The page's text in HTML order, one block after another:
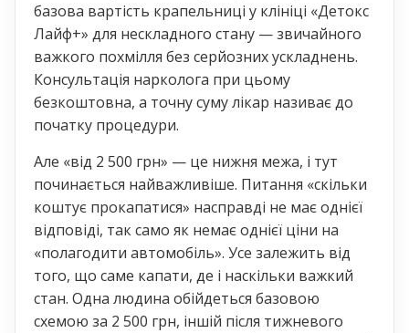
базова вартість крапельниці у клініці «Детокс
Лайф+» для нескладного стану — звичайного
важкого похмілля без серйозних ускладнень.
Консультація нарколога при цьому
безкоштовна, а точну суму лікар називає до
початку процедури.
Але «від 2 500 грн» — це нижня межа, і тут
починається найважливіше. Питання «скільки
коштує прокапатися» насправді не має однієї
відповіді, так само як немає однієї ціни на
«полагодити автомобіль». Усе залежить від
того, що саме капати, де і наскільки важкий
стан. Одна людина обійдеться базовою
схемою за 2 500 грн, іншій після тижневого